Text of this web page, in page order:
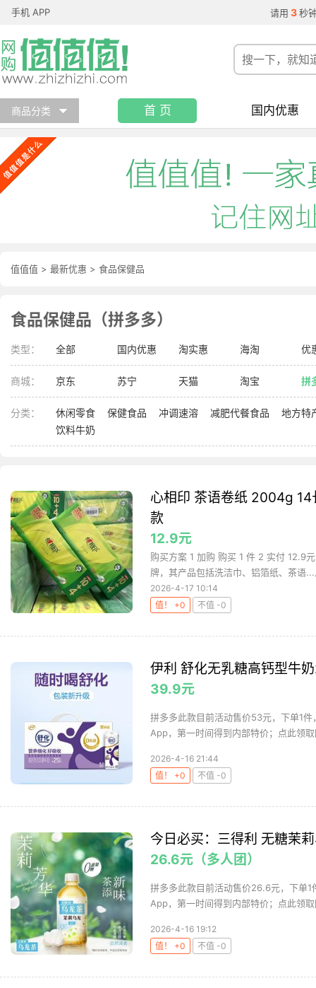
手机 APP 请用 3 秒
商品分类 首 页 国内优惠
值值值 > 最新优惠 > 食品保健品
食品保健品（拼多多）
类型： 全部 国内优惠 淘实惠 海淘 优
商城： 京东 苏宁 天猫 淘宝 拼
分类： 休闲零食 保健食品 冲调速溶 减肥代餐食品
地方特
饮料牛奶
心相印 茶语卷纸 2004g
款
12.9元
购买方案 1 加购 购买 1 件 2 实付 12.9
牌，其产品包括洗洁巾、铝箔纸、茶语...
2026-4-17 10:14
值！ +0
不值 -0
伊利 舒化无乳糖高钙型牛
39.9元
拼多多此款目前活动售价53元，下单1
App，第一时间得到内部特价；点此领
2026-4-16 21:44
值！ +0
不值 -0
今日必买：三得利 无糖茉
26.6元（多人团）
拼多多此款目前活动售价26.6元，下单
App，第一时间得到内部特价；点此领
2026-4-16 19:12
值！ +0
不值 -0